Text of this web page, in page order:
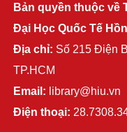
Bản quyền thuộc về
Đại Học Quốc Tế
Địa chỉ: Số 215 Điện
TP.HCM
Email: library@hiu.vn
Điện thoại: